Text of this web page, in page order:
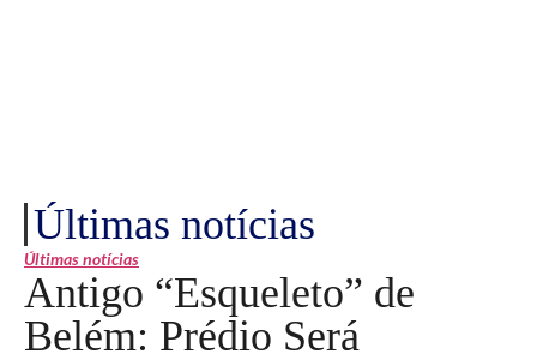
Últimas notícias
Últimas notícias
Antigo “Esqueleto” de
Belém: Prédio Será